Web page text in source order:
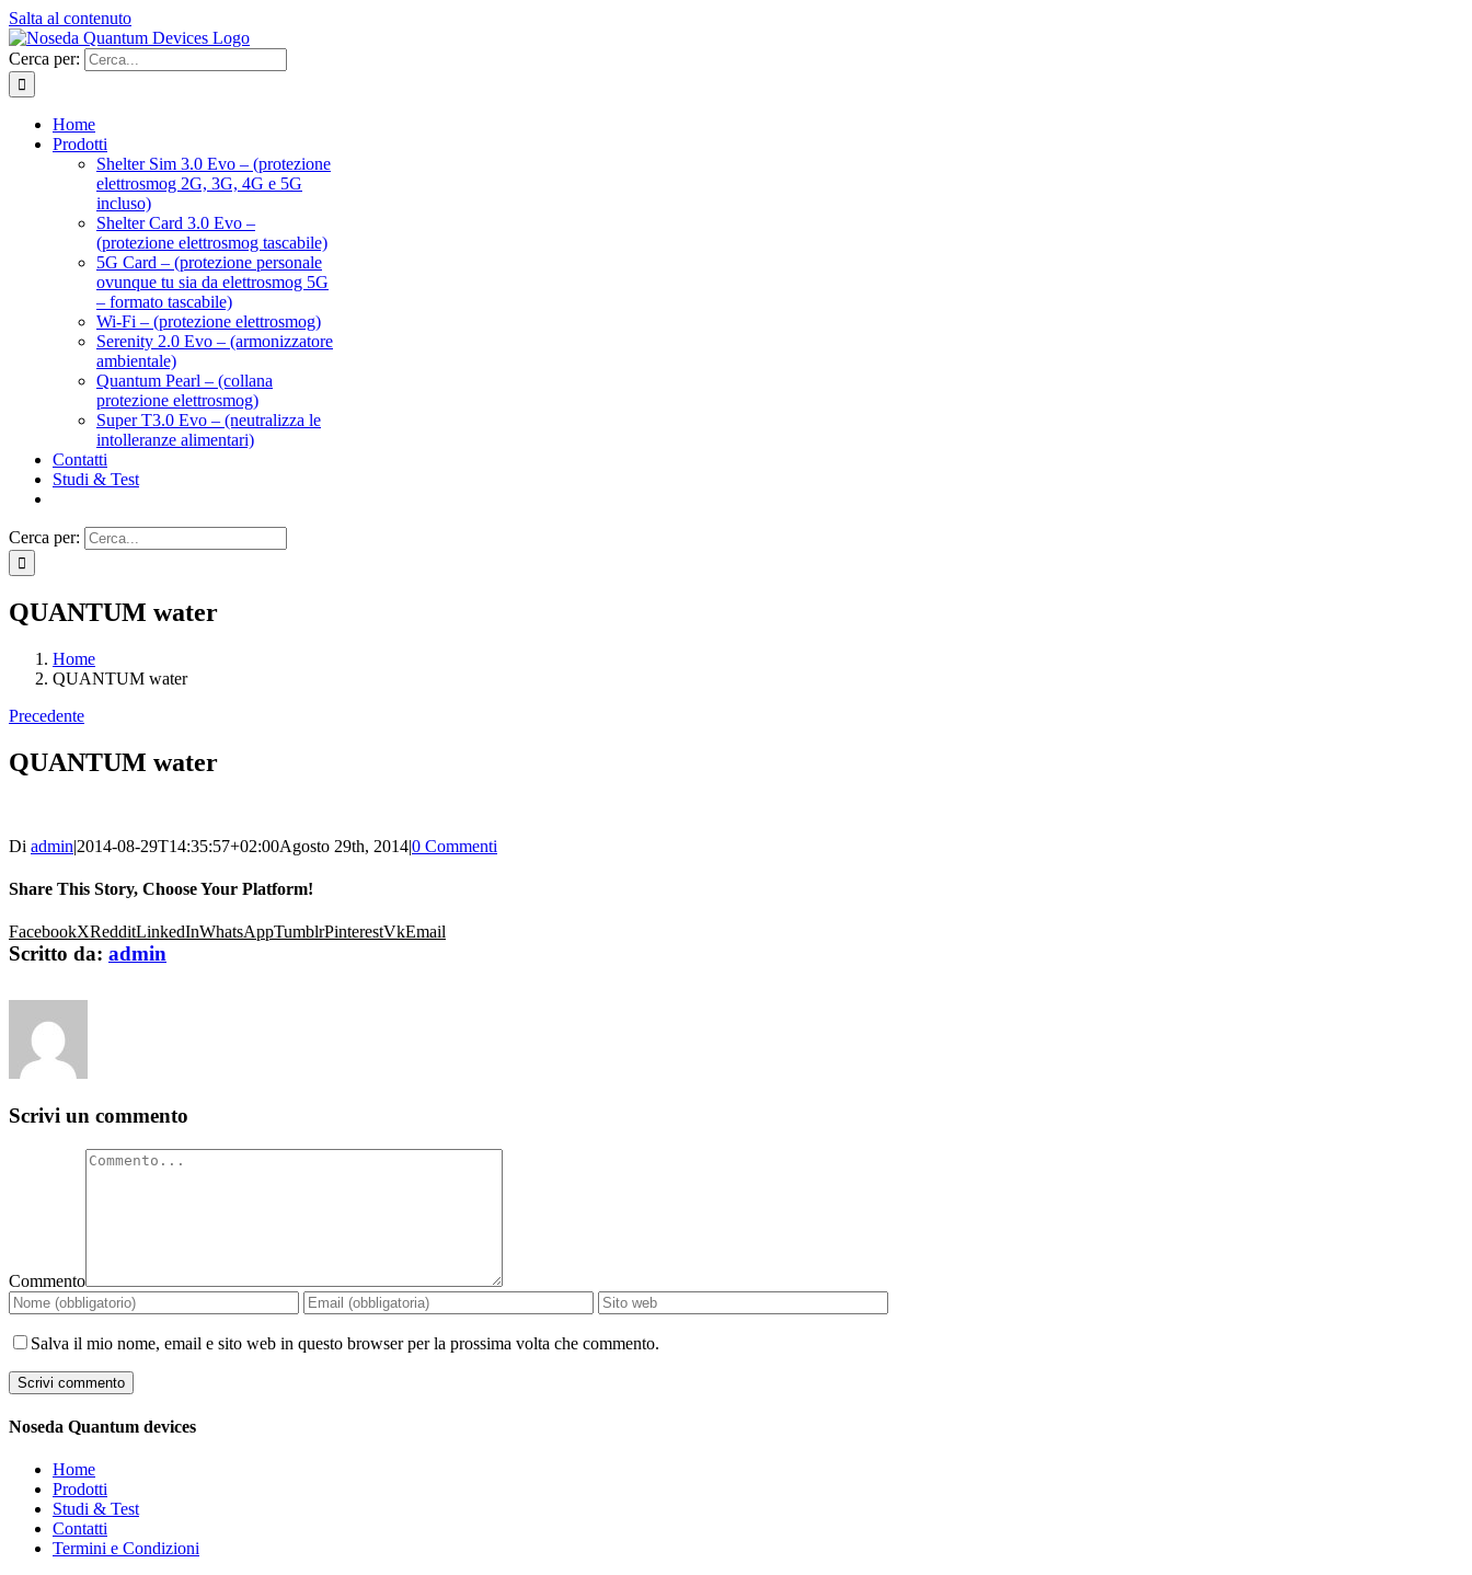
Salta al contenuto
Cerca per:
Home
Prodotti
Shelter Sim 3.0 Evo – (protezione
elettrosmog 2G, 3G, 4G e 5G
incluso)
Shelter Card 3.0 Evo –
(protezione elettrosmog tascabile)
5G Card – (protezione personale
ovunque tu sia da elettrosmog 5G
– formato tascabile)
Wi-Fi – (protezione elettrosmog)
Serenity 2.0 Evo – (armonizzatore
ambientale)
Quantum Pearl – (collana
protezione elettrosmog)
Super T3.0 Evo – (neutralizza le
intolleranze alimentari)
Contatti
Studi & Test
Cerca per:
QUANTUM water
Home
QUANTUM water
Precedente
QUANTUM water
Di admin|2014-08-29T14:35:57+02:00Agosto 29th, 2014|0 Commenti
Share This Story, Choose Your Platform!
FacebookXRedditLinkedInWhatsAppTumblrPinterestVkEmail
Scritto da: admin
Scrivi un commento
Commento
Salva il mio nome, email e sito web in questo browser per la prossima volta che commento.
Noseda Quantum devices
Home
Prodotti
Studi & Test
Contatti
Termini e Condizioni